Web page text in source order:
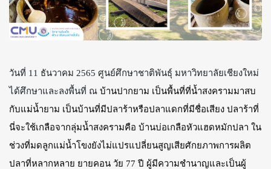
วันที่ 11 ธันวาคม 2565 ศูนย์ศึกษาชาติพันธุ์ มหาวิทยาลัยเชียงใหม่
ได้ศึกษาและลงพื้นที่ ณ บ้านปากยาม เป็นพื้นที่ที่น้ำสงครามมาสบ
กับแม่น้ำยาม เป็นบ้านที่มีปลาร้าหรือปลาแดกที่มีชื่อเสียง ปลาร้าที่
นี่จะใช้เกลือจากลุ่มน้ำสงครามคือ บ้านบ่อเกลือหัวแฮดหมักปลา ใน
ช่วงที่มดลูกแม่น้ำโขงยังไม่แปรแปลี่ยนสูญเสียศักยภาพการผลิต
ปลาที่หลากหลาย ยายคอน วัย 77 ปี ผู้มีความชำนาญและเป็นผู้